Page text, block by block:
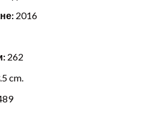
2016
262
cm.